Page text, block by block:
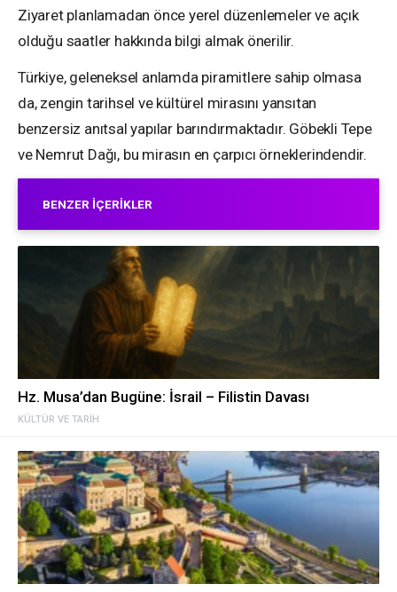
Ziyaret planlamadan önce yerel düzenlemeler ve açık
olduğu saatler hakkında bilgi almak önerilir.
Türkiye, geleneksel anlamda piramitlere sahip olmasa
da, zengin tarihsel ve kültürel mirasını yansıtan
benzersiz anıtsal yapılar barındırmaktadır. Göbekli Tepe
ve Nemrut Dağı, bu mirasın en çarpıcı örneklerindendir.
BENZER İÇERIKLER
KÜLTÜR VE TARIH
Hz. Musa’dan Bugüne: İsrail – Filistin Davası